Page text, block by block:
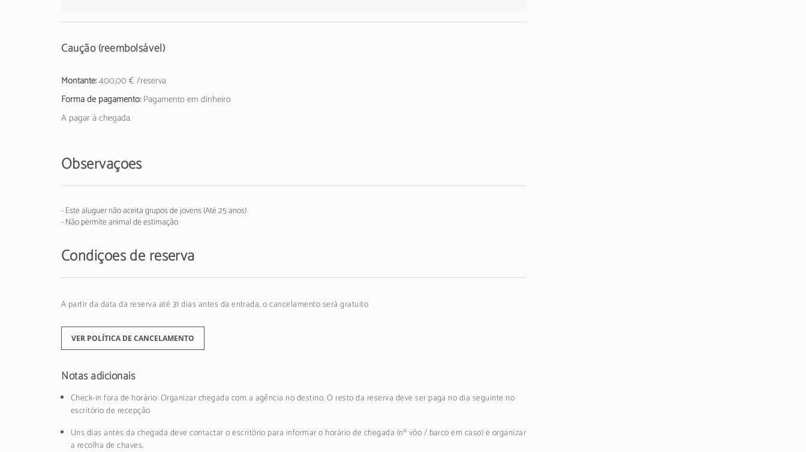
Caução (reembolsável)
Montante:400,00 € /reserva
Forma de pagamento:Pagamento em dinheiro
A pagar à chegada.
Observações
- Este aluguer não aceita grupos de jovens (Até 25 anos)
- Não permite animal de estimação
Condições de reserva
A partir da data da reserva até 31 dias antes da entrada, o cancelamento será gratuito
VER POLÍTICA DE CANCELAMENTO
Notas adicionais
Check-in fora de horário: Organizar chegada com a agência no destino. O resto da reserva deve ser paga no dia seguinte no
escritório de recepção
Uns dias antes da chegada deve contactar o escritório para informar o horário de chegada (nº vôo / barco em caso) e organizar
a recolha de chaves.